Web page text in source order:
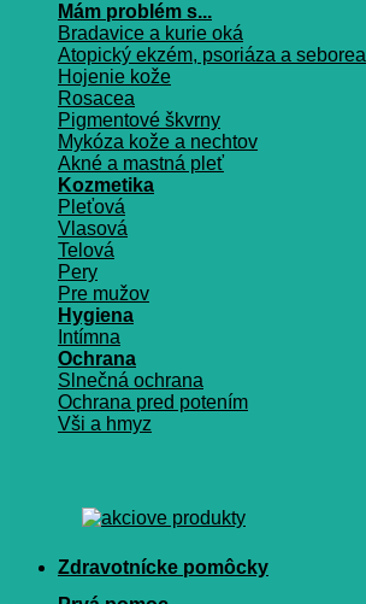
Mám problém s...
Bradavice a kurie oká
Atopický ekzém, psoriáza a seborea
Hojenie kože
Rosacea
Pigmentové škvrny
Mykóza kože a nechtov
Akné a mastná pleť
Kozmetika
Pleťová
Vlasová
Telová
Pery
Pre mužov
Hygiena
Intímna
Ochrana
Slnečná ochrana
Ochrana pred potením
Vši a hmyz
Zdravotnícke pomôcky